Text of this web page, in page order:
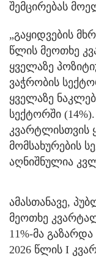
შემცირებას
„გაყიდვების
წლის მეოთხე
ყველაზე
ვაჭრობის
ყველაზე
სექტორში
კვარტლისთვის
მომსახურების
აღნიშნულია
ამასთანავე,
მეოთხე
11%-მა გაზარდა
2026 წლის I